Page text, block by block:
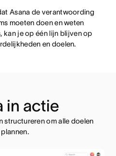
Asana de verantwoording
moeten doen en weten
kan je op één lijn blijven op
en doelen.
in actie
structureren om alle doelen